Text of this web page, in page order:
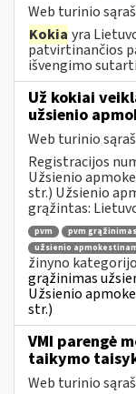
Web turinio
Kokia yra
patvirtinančios
išvengimo
Už kokiai
užsienio
Web turinio
Registracijos
Užsienio
str.) Užsienio
grąžintas:
pvm pvm grąžinimas
užsienio
žinyno
grąžinimas
Užsienio
str.)
VMI parengė
taikymo
Web turinio